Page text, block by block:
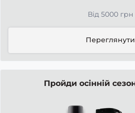
Від 5000 грн
Переглянути
Пройди осінній